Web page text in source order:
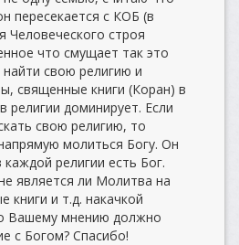
пересекается с КОБ (в
Человеческого строя
что смущает так это
свою религию и
священные книги (Коран) в
религии доминирует. Если
свою религию, то
молиться Богу. Он
религии есть Бог.
является ли Молитва на
книги и т.д. накачкой
Вашему мнению должно
с Богом? Спасибо!